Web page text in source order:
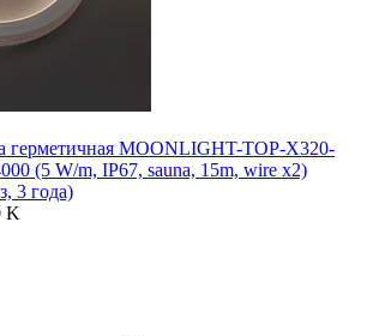
герметичная MOONLIGHT-TOP-X320-
(5 W/m, IP67, sauna, 15m, wire x2)
3 года)
K